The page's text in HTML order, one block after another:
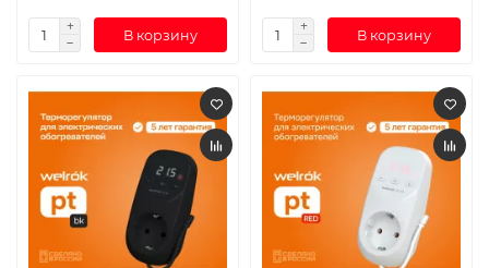
В корзину В корзину